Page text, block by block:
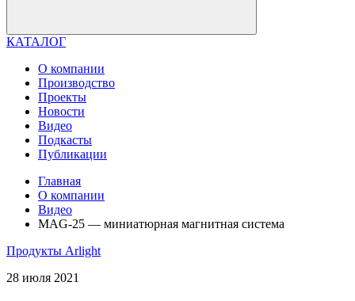
КАТАЛОГ
О компании
Производство
Проекты
Новости
Видео
Подкасты
Публикации
Главная
О компании
Видео
MAG-25 — миниатюрная магнитная система
Продукты Arlight
28 июля 2021